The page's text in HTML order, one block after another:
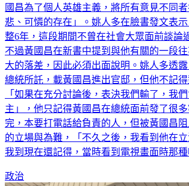
反擊，直指黃國昌書中內容與他記憶「完
國昌為了個人英雄主義，將所有意見不同
悲、可憐的存在」。姚人多在臉書發文表示
整6年，這段期間不曾在社會大眾面前談論
不過黃國昌在新書中提到與他有關的一段
大的落差，因此必須出面說明。姚人多透露
總統所託，載黃國昌進出官邸，但他不記
「如果在充分討論後，表決我們輸了，我
主」，他只記得黃國昌在總統面前發了很
完，本要打電話給負責的人，但被黃國昌
的立場與為難，「不久之後，我看到他在立